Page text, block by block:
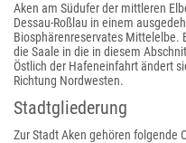
Aken am Südufer der mittleren
Dessau-Roßlau in einem
Biosphärenreservates Mittelelbe.
die Saale in die in diesem
Östlich der Hafeneinfahrt ändert
Richtung Nordwesten.
Stadtgliederung
Zur Stadt Aken gehören folgende